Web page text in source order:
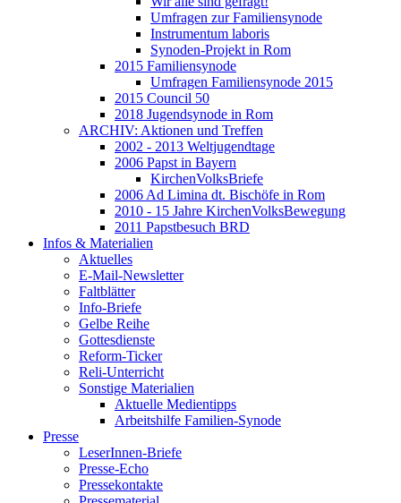
Umfragen zur Familiensynode
Instrumentum laboris
Synoden-Projekt in Rom
2015 Familiensynode
Umfragen Familiensynode 2015
2015 Council 50
2018 Jugendsynode in Rom
ARCHIV: Aktionen und Treffen
2002 - 2013 Weltjugendtage
2006 Papst in Bayern
KirchenVolksBriefe
2006 Ad Limina dt. Bischöfe in Rom
2010 - 15 Jahre KirchenVolksBewegung
2011 Papstbesuch BRD
Infos & Materialien
Aktuelles
E-Mail-Newsletter
Faltblätter
Info-Briefe
Gelbe Reihe
Gottesdienste
Reform-Ticker
Reli-Unterricht
Sonstige Materialien
Aktuelle Medientipps
Arbeitshilfe Familien-Synode
Presse
LeserInnen-Briefe
Presse-Echo
Pressekontakte